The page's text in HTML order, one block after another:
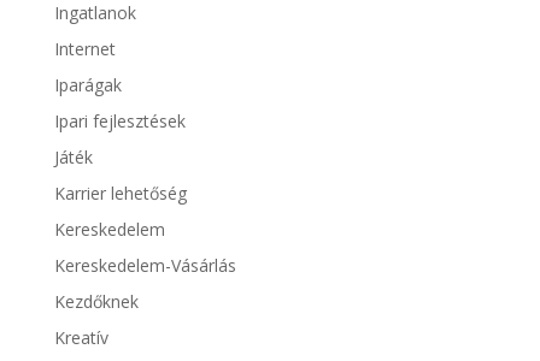
Ingatlanok
Internet
Iparágak
Ipari fejlesztések
Játék
Karrier lehetőség
Kereskedelem
Kereskedelem-Vásárlás
Kezdőknek
Kreatív